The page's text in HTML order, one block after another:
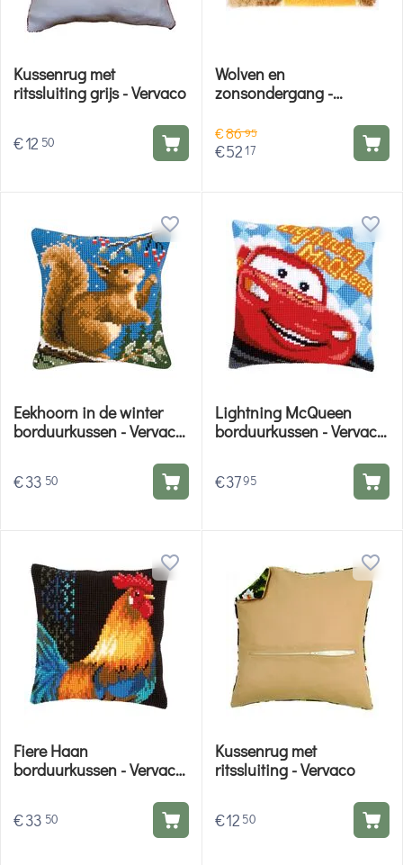
Kussenrug met
ritssluiting grijs - Vervaco
€12 50
Wolven en
zonsondergang -
€8695
€5217
Eekhoorn in de winter
borduurkussen - Vervaco
€33 50
Lightning McQueen
borduurkussen - Vervaco
€3795
Fiere Haan
borduurkussen - Vervaco
€33 50
Kussenrug met
ritssluiting - Vervaco
€12 50